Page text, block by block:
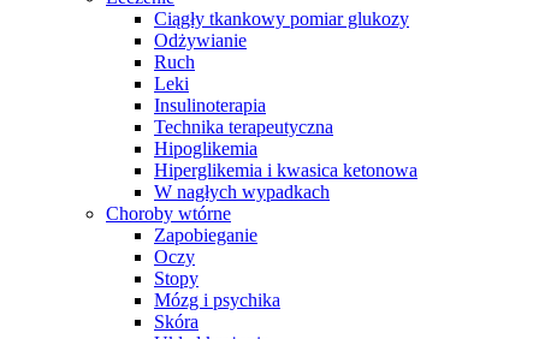
Ciągły tkankowy pomiar glukozy
Odżywianie
Ruch
Leki
Insulinoterapia
Technika terapeutyczna
Hipoglikemia
Hiperglikemia i kwasica ketonowa
W nagłych wypadkach
Choroby wtórne
Zapobieganie
Oczy
Stopy
Mózg i psychika
Skóra